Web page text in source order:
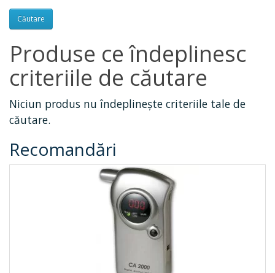
Produse ce îndeplinesc
criteriile de căutare
Niciun produs nu îndeplineşte criteriile tale de
căutare.
Recomandări